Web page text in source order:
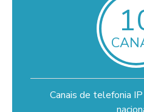
Canais de telefonia